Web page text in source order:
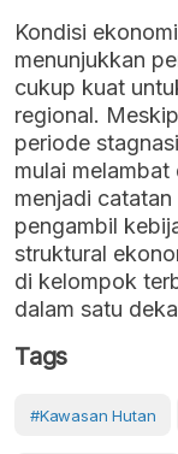
Kondisi
menunjukkan
cukup kuat
regional.
periode
mulai
menjadi
pengambil
struktural
di kelompok
dalam satu
Tags
#kawasan Hutan